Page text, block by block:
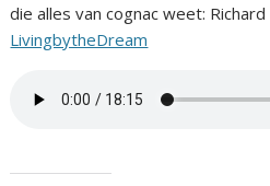
die alles van cognac weet:
LivingbytheDream